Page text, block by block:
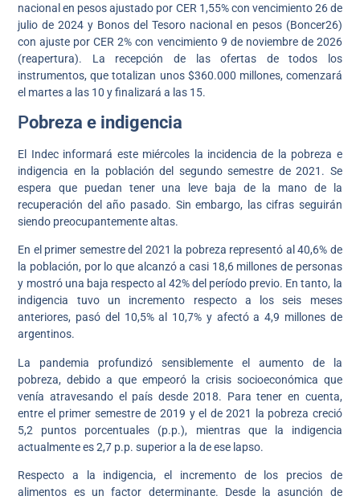
nacional en pesos ajustado por CER 1,55% con vencimiento 26 de
julio de 2024 y Bonos del Tesoro nacional en pesos (Boncer26)
con ajuste por CER 2% con vencimiento 9 de noviembre de 2026
(reapertura). La recepción de las ofertas de todos los
instrumentos, que totalizan unos $360.000 millones, comenzará
el martes a las 10 y finalizará a las 15.
Pobreza e indigencia
El Indec informará este miércoles la incidencia de la pobreza e
indigencia en la población del segundo semestre de 2021. Se
espera que puedan tener una leve baja de la mano de la
recuperación del año pasado. Sin embargo, las cifras seguirán
siendo preocupantemente altas.
En el primer semestre del 2021 la pobreza representó al 40,6% de
la población, por lo que alcanzó a casi 18,6 millones de personas
y mostró una baja respecto al 42% del período previo. En tanto, la
indigencia tuvo un incremento respecto a los seis meses
anteriores, pasó del 10,5% al 10,7% y afectó a 4,9 millones de
argentinos.
La pandemia profundizó sensiblemente el aumento de la
pobreza, debido a que empeoró la crisis socioeconómica que
venía atravesando el país desde 2018. Para tener en cuenta,
entre el primer semestre de 2019 y el de 2021 la pobreza creció
5,2 puntos porcentuales (p.p.), mientras que la indigencia
actualmente es 2,7 p.p. superior a la de ese lapso.
Respecto a la indigencia, el incremento de los precios de
alimentos es un factor determinante. Desde la asunción de